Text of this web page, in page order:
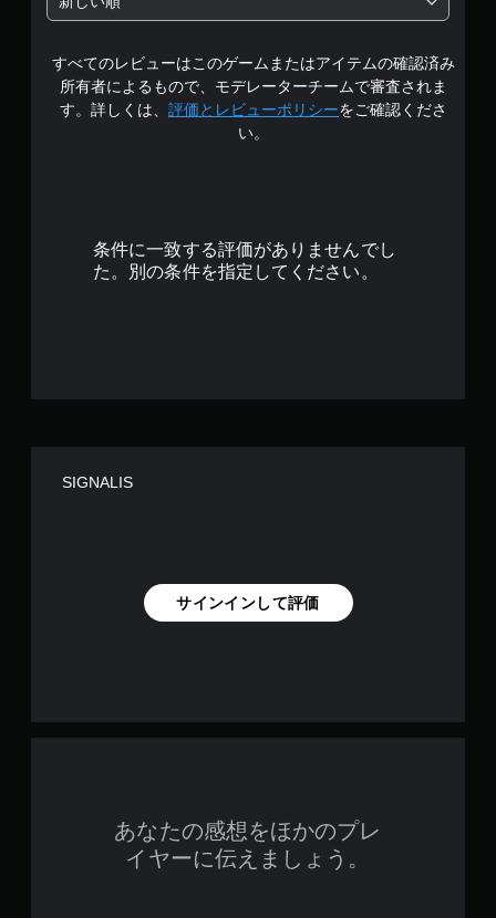
階
中
の
すべてのレビューはこのゲームまたはアイテムの確認済み
所有者によるもので、モデレーターチームで審査されま
す。詳しくは、 評価とレビューポリシーをご確認くださ
い。
条件に一致する評価がありませんでし
た。別の条件を指定してください。
SIGNALIS
サインインして評価
あなたの感想をほかのプレ
イヤーに伝えましょう。